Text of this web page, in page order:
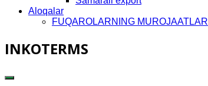
Aloqalar
FUQAROLARNING MUROJAATLARI
INKOTERMS